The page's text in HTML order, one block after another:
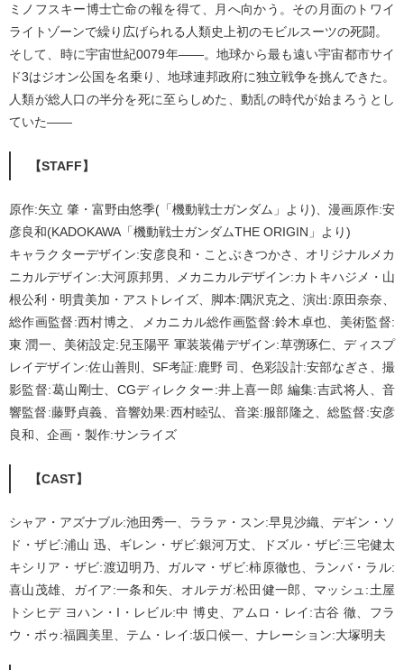
ミノフスキー博士亡命の報を得て、月へ向かう。その月面のトワイ
ライトゾーンで繰り広げられる人類史上初のモビルスーツの死闘。
そして、時に宇宙世紀0079年――。地球から最も遠い宇宙都市サイ
ド3はジオン公国を名乗り、地球連邦政府に独立戦争を挑んできた。
人類が総人口の半分を死に至らしめた、動乱の時代が始まろうとし
ていた――
【STAFF】
原作:矢立 肇・富野由悠季(「機動戦士ガンダム」より)、漫画原作:安
彦良和(KADOKAWA「機動戦士ガンダムTHE ORIGIN」より)
キャラクターデザイン:安彦良和・ことぶきつかさ、オリジナルメカ
ニカルデザイン:大河原邦男、メカニカルデザイン:カトキハジメ・山
根公利・明貴美加・アストレイズ、脚本:隅沢克之、演出:原田奈奈、
総作画監督:西村博之、メカニカル総作画監督:鈴木卓也、美術監督:
東 潤一、美術設定:兒玉陽平 軍装装備デザイン:草彅琢仁、ディスプ
レイデザイン:佐山善則、SF考証:鹿野 司、色彩設計:安部なぎさ、撮
影監督:葛山剛士、CGディレクター:井上喜一郎 編集:吉武将人、音
響監督:藤野貞義、音響効果:西村睦弘、音楽:服部隆之、総監督:安彦
良和、企画・製作:サンライズ
【CAST】
シャア・アズナブル:池田秀一、ララァ・スン:早見沙織、デギン・ソ
ド・ザビ:浦山 迅、ギレン・ザビ:銀河万丈、ドズル・ザビ:三宅健太
キシリア・ザビ:渡辺明乃、ガルマ・ザビ:柿原徹也、ランバ・ラル:
喜山茂雄、ガイア:一条和矢、オルテガ:松田健一郎、マッシュ:土屋
トシヒデ ヨハン・I・レビル:中 博史、アムロ・レイ:古谷 徹、フラ
ウ・ボゥ:福圓美里、テム・レイ:坂口候一、ナレーション:大塚明夫